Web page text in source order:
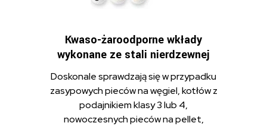
Kwaso-żaroodporne wkłady
wykonane ze stali nierdzewnej
Doskonale sprawdzają się w przypadku
zasypowych pieców na węgiel, kotłów z
podajnikiem klasy 3 lub 4,
nowoczesnych pieców na pellet,